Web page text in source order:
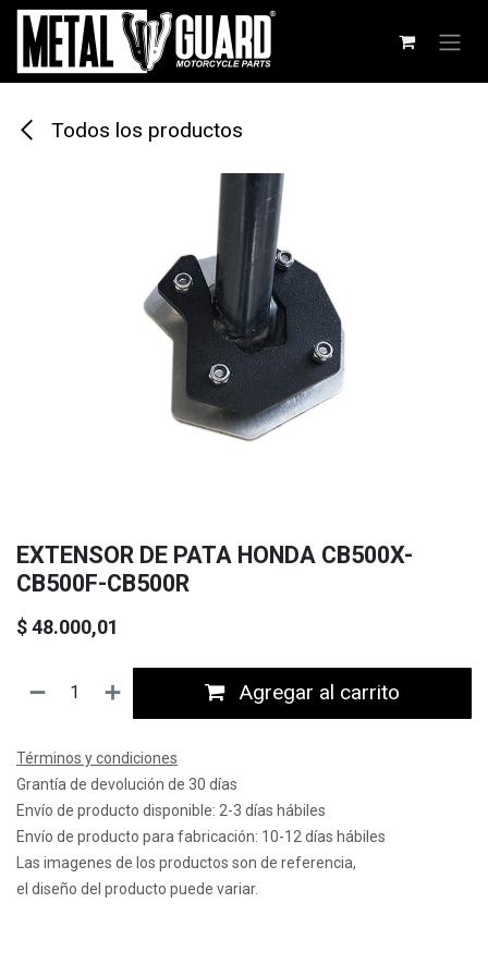
Ir al contenido
Todos los productos
EXTENSOR DE PATA HONDA CB500X-
CB500F-CB500R
$48.000,01
Agregar al carrito
Términos y condiciones
Grantía de devolución de 30 días
Envío de producto disponible: 2-3 días hábiles
Envío de producto para fabricación: 10-12 días hábiles
Las imagenes de los productos son de referencia,
el diseño del producto puede variar.